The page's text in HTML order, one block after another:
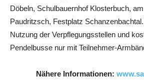
Döbeln, Schulbauernhof Klosterbuch,
Paudritzsch, Festplatz
Nutzung der Verpflegungsstellen und
Pendelbusse nur mit Teilnehmer-
Nähere Informationen: